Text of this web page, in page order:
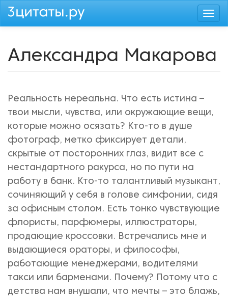
Перейти
Александра Макарова
Реальность нереальна. Что есть истина –
твои мысли, чувства, или окружающие вещи,
которые можно осязать? Кто-то в душе
фотограф, метко фиксирует детали,
скрытые от посторонних глаз, видит все с
нестандартного ракурса, но по пути на
работу в банк. Кто-то талантливый музыкант,
сочиняющий у себя в голове симфонии, сидя
за офисным столом. Есть тонко чувствующие
флористы, парфюмеры, иллюстраторы,
продающие кроссовки. Встречались мне и
выдающиеся ораторы, и философы,
работающие менеджерами, водителями
такси или барменами. Почему? Потому что с
детства нам внушали, что мечты – это блажь,